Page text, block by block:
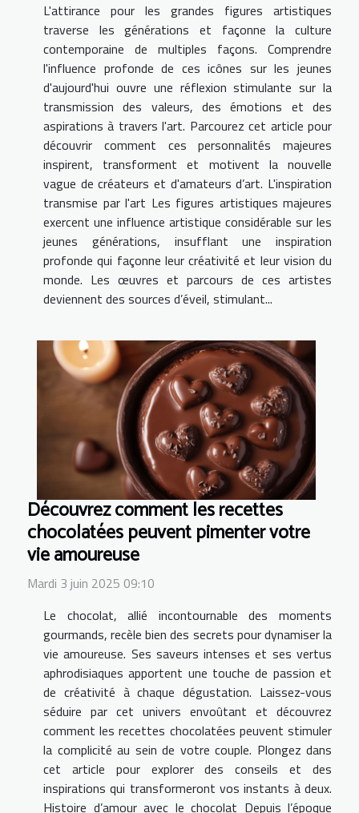
L'attirance pour les grandes figures artistiques
traverse les générations et façonne la culture
contemporaine de multiples façons. Comprendre
l'influence profonde de ces icônes sur les jeunes
d'aujourd'hui ouvre une réflexion stimulante sur la
transmission des valeurs, des émotions et des
aspirations à travers l'art. Parcourez cet article pour
découvrir comment ces personnalités majeures
inspirent, transforment et motivent la nouvelle
vague de créateurs et d'amateurs d’art. L'inspiration
transmise par l'art Les figures artistiques majeures
exercent une influence artistique considérable sur les
jeunes générations, insufflant une inspiration
profonde qui façonne leur créativité et leur vision du
monde. Les œuvres et parcours de ces artistes
deviennent des sources d’éveil, stimulant...
Découvrez comment les recettes
chocolatées peuvent pimenter votre
vie amoureuse
Mardi 3 juin 2025 09:10
Le chocolat, allié incontournable des moments
gourmands, recèle bien des secrets pour dynamiser la
vie amoureuse. Ses saveurs intenses et ses vertus
aphrodisiaques apportent une touche de passion et
de créativité à chaque dégustation. Laissez-vous
séduire par cet univers envoûtant et découvrez
comment les recettes chocolatées peuvent stimuler
la complicité au sein de votre couple. Plongez dans
cet article pour explorer des conseils et des
inspirations qui transformeront vos instants à deux.
Histoire d’amour avec le chocolat Depuis l’époque